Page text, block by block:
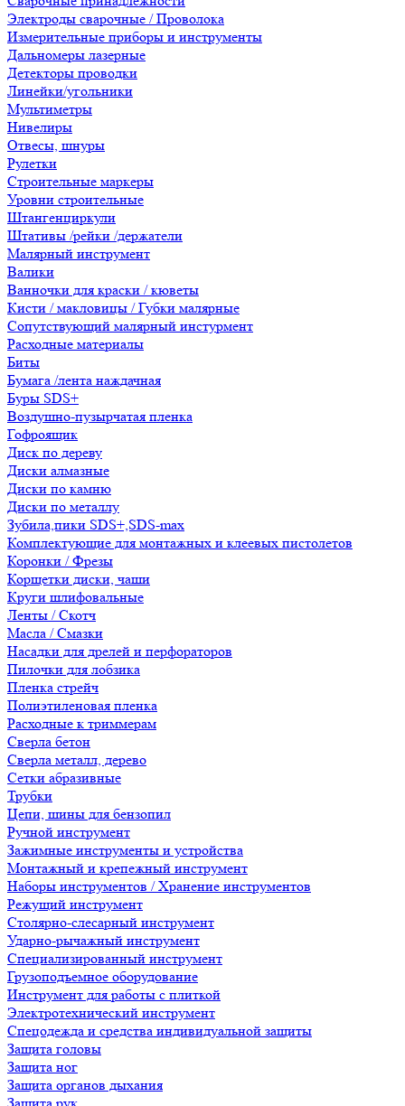
Электроды сварочные / Проволока
Измерительные приборы и инструменты
Дальномеры лазерные
Детекторы проводки
Линейки/угольники
Мультиметры
Нивелиры
Отвесы, шнуры
Рулетки
Строительные маркеры
Уровни строительные
Штангенциркули
Штативы /рейки /держатели
Малярный инструмент
Валики
Ванночки для краски / кюветы
Кисти / макловицы / Губки малярные
Сопутствующий малярный инстурмент
Расходные материалы
Биты
Бумага /лента наждачная
Буры SDS+
Воздушно-пузырчатая пленка
Гофроящик
Диск по дереву
Диски алмазные
Диски по камню
Диски по металлу
Зубила,пики SDS+,SDS-max
Комплектующие для монтажных и клеевых пистолетов
Коронки / Фрезы
Корщетки диски, чаши
Круги шлифовальные
Ленты / Скотч
Масла / Смазки
Насадки для дрелей и перфораторов
Пилочки для лобзика
Пленка стрейч
Полиэтиленовая пленка
Расходные к триммерам
Сверла бетон
Сверла металл, дерево
Сетки абразивные
Трубки
Цепи, шины для бензопил
Ручной инструмент
Зажимные инструменты и устройства
Монтажный и крепежный инструмент
Наборы инструментов / Хранение инструментов
Режущий инструмент
Столярно-слесарный инструмент
Ударно-рычажный инструмент
Специализированный инструмент
Грузоподъемное оборудование
Инструмент для работы с плиткой
Электротехнический инструмент
Спецодежда и средства индивидуальной защиты
Защита головы
Защита ног
Защита органов дыхания